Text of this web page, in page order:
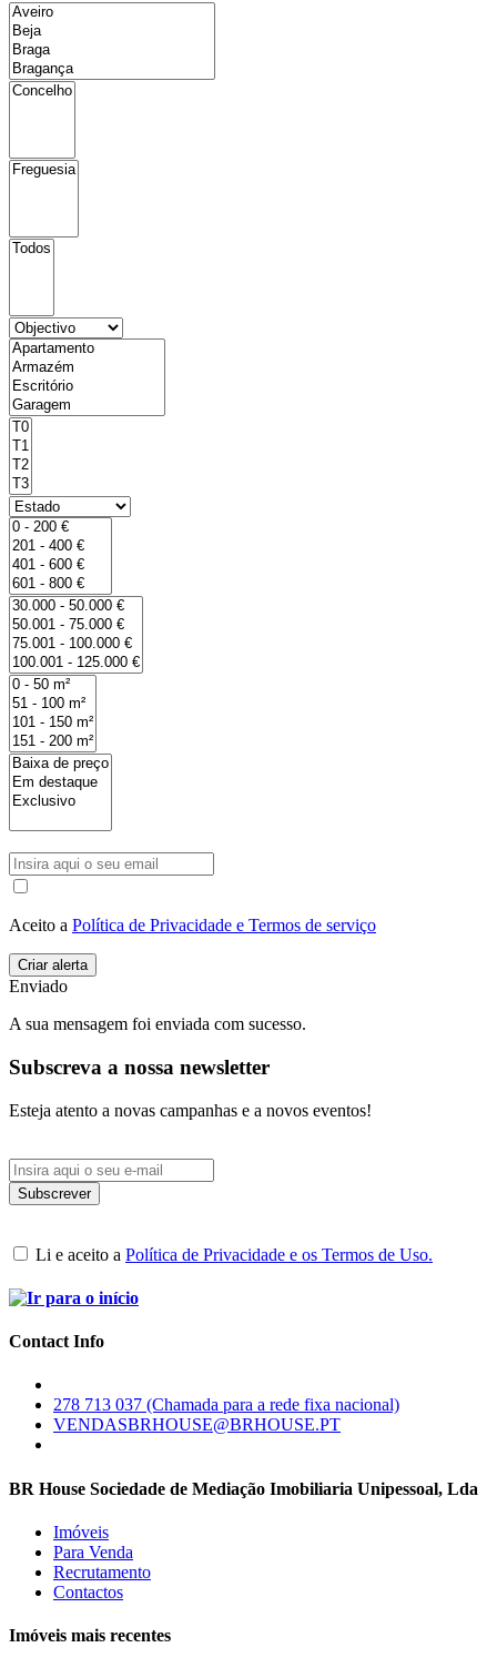
Aceito a Política de Privacidade e Termos de serviço
Enviado
A sua mensagem foi enviada com sucesso.
Subscreva a nossa newsletter
Esteja atento a novas campanhas e a novos eventos!
Li e aceito a Política de Privacidade e os Termos de Uso.
Contact Info
278 713 037 (Chamada para a rede fixa nacional)
VENDASBRHOUSE@BRHOUSE.PT
BR House Sociedade de Mediação Imobiliaria Unipessoal, Lda
Imóveis
Para Venda
Recrutamento
Contactos
Imóveis mais recentes